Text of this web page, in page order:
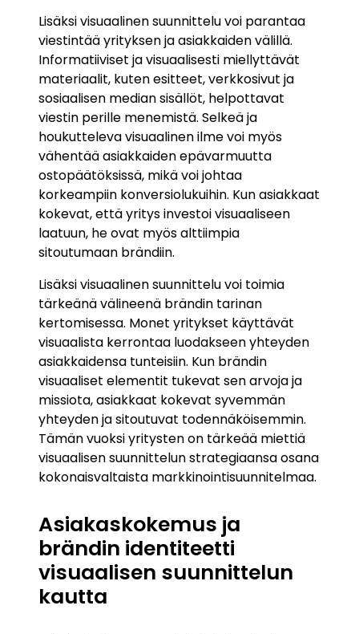
Lisäksi visuaalinen suunnittelu voi parantaa
viestintää yrityksen ja asiakkaiden välillä.
Informatiiviset ja visuaalisesti miellyttävät
materiaalit, kuten esitteet, verkkosivut ja
sosiaalisen median sisällöt, helpottavat
viestin perille menemistä. Selkeä ja
houkutteleva visuaalinen ilme voi myös
vähentää asiakkaiden epävarmuutta
ostopäätöksissä, mikä voi johtaa
korkeampiin konversiolukuihin. Kun asiakkaat
kokevat, että yritys investoi visuaaliseen
laatuun, he ovat myös alttiimpia
sitoutumaan brändiin.
Lisäksi visuaalinen suunnittelu voi toimia
tärkeänä välineenä brändin tarinan
kertomisessa. Monet yritykset käyttävät
visuaalista kerrontaa luodakseen yhteyden
asiakkaidensa tunteisiin. Kun brändin
visuaaliset elementit tukevat sen arvoja ja
missiota, asiakkaat kokevat syvemmän
yhteyden ja sitoutuvat todennäköisemmin.
Tämän vuoksi yritysten on tärkeää miettiä
visuaalisen suunnittelun strategiaansa osana
kokonaisvaltaista markkinointisuunnitelmaa.
Asiakaskokemus ja
brändin identiteetti
visuaalisen suunnittelun
kautta